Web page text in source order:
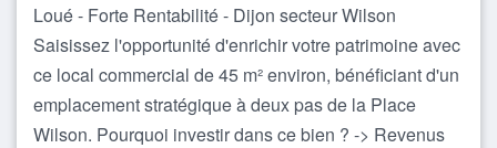
Loué - Forte Rentabilité - Dijon secteur Wilson
Saisissez l'opportunité d'enrichir votre patrimoine avec
ce local commercial de 45 m² environ, bénéficiant d'un
emplacement stratégique à deux pas de la Place
Wilson. Pourquoi investir dans ce bien ? -> Revenus